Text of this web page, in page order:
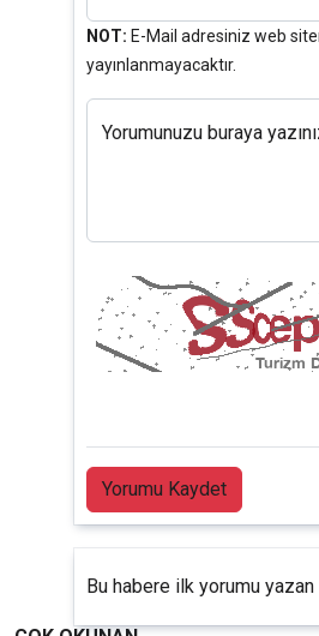
NOT: E-Mail adresiniz web
yayınlanmayacaktır.
Yorumunuzu buraya
Yorumu Kaydet
Bu habere ilk yorumu